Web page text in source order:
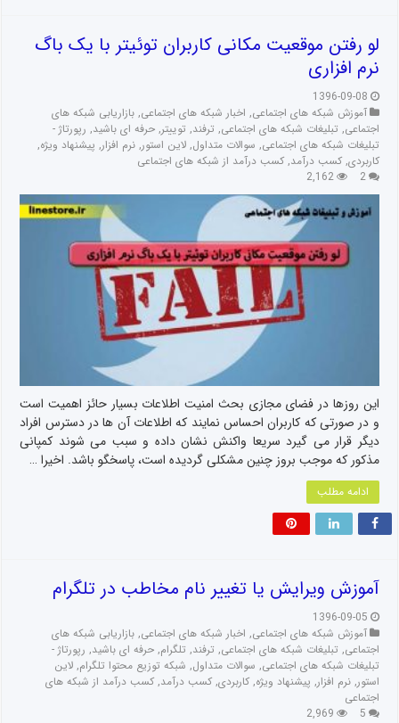
لو رفتن موقعیت مکانی کاربران توئیتر با یک باگ
نرم افزاری
1396-09-08
آموزش شبکه های اجتماعی, اخبار شبکه های اجتماعی, بازاریابی شبکه های
اجتماعی, تبلیغات شبکه های اجتماعی, ترفند, توییتر, حرفه ای باشید, رپورتاژ -
تبلیغات شبکه های اجتماعی, سوالات متداول, لاین استور, نرم افزار, پیشنهاد ویژه,
کاربردی, کسب درآمد, کسب درآمد از شبکه های اجتماعی
2
2,162
این روزها در فضای مجازی بحث امنیت اطلاعات بسیار حائز اهمیت است
و در صورتی که کاربران احساس نمایند که اطلاعات آن ها در دسترس افراد
دیگر قرار می گیرد سریعا واکنش نشان داده و سبب می شوند کمپانی
مذکور که موجب بروز چنین مشکلی گردیده است، پاسخگو باشد. اخیرا …
ادامه مطلب
آموزش ویرایش یا تغییر نام مخاطب در تلگرام
1396-09-05
آموزش شبکه های اجتماعی, اخبار شبکه های اجتماعی, بازاریابی شبکه های
اجتماعی, تبلیغات شبکه های اجتماعی, ترفند, تلگرام, حرفه ای باشید, رپورتاژ -
تبلیغات شبکه های اجتماعی, سوالات متداول, شبکه توزیع محتوا تلگرام, لاین
استور, نرم افزار, پیشنهاد ویژه, کاربردی, کسب درآمد, کسب درآمد از شبکه های
اجتماعی
5
2,969